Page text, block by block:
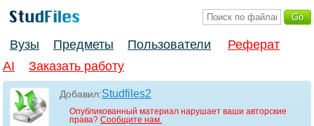
Вузы Предметы Пользователи
Реферат
AI
Заказать работу
Добавил:Studfiles2
Опубликованный материал нарушает ваши авторские
права? Сообщите нам.